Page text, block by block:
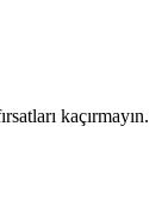
kaçırmayın.